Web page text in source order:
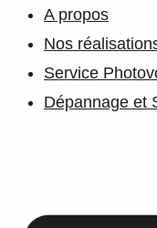
A propos
Nos
Service
Dépannage et